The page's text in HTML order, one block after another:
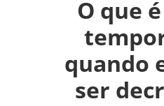
O que
quando
ser